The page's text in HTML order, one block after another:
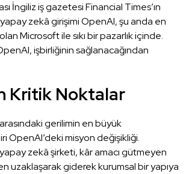
İngiliz iş gazetesi Financial Times’ın
zekâ girişimi OpenAI, şu anda en
olan Microsoft ile sıkı bir pazarlık içinde.
işbirliğinin sağlanacağından
Kritik Noktalar
gerilimin en büyük
OpenAI’deki misyon değişikliği.
zekâ şirketi, kâr amacı gütmeyen
uzaklaşarak giderek kurumsal bir yapıya